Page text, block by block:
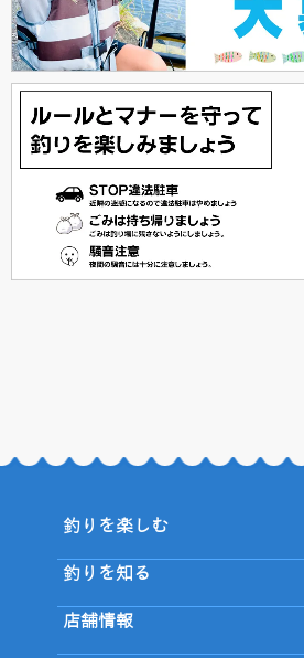
釣りを楽しむ
釣りを知る
店舗情報